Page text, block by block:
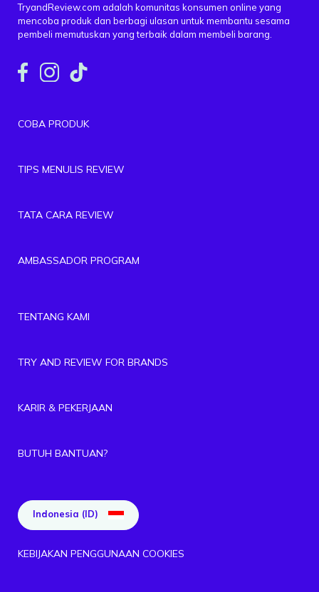
TryandReview.com adalah komunitas konsumen online yang
mencoba produk dan berbagi ulasan untuk membantu sesama
pembeli memutuskan yang terbaik dalam membeli barang.
COBA PRODUK
TIPS MENULIS REVIEW
TATA CARA REVIEW
AMBASSADOR PROGRAM
TENTANG KAMI
TRY AND REVIEW FOR BRANDS
KARIR & PEKERJAAN
BUTUH BANTUAN?
Indonesia (ID)
KEBIJAKAN PENGGUNAAN COOKIES